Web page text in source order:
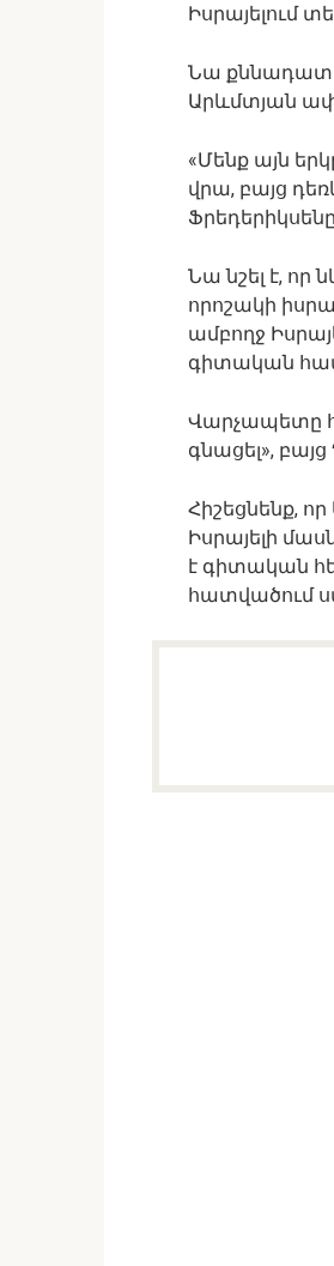
Իսրայելում
Նա
Արևմտյան
«Մենք այն
վրա, բայց
Նա նշել է,
որոշակի
ամբողջ
գիտական
Վարչապետը
գնացել»,
Հիշեցնենք,
Իսրայելի
է գիտական
հատվածում